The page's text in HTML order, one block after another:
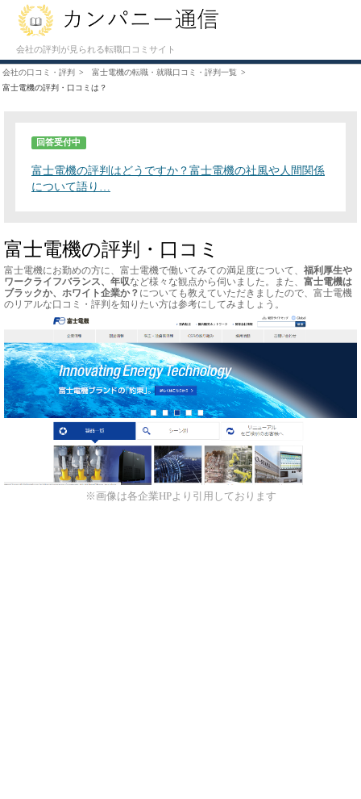
会社の評判が見られる転職口コミサイト
会社の口コミ・評判
富士電機の転職・就職口コミ・評判一覧
富士電機の評判・口コミは？
回答受付中
富士電機の評判はどうですか？富士電機の社風や人間関係
について語り…
富士電機の評判・口コミ
富士電機にお勤めの方に、富士電機で働いてみての満足度について、 福利厚生や
ワークライフバランス、年収など様々な観点から伺いました。また、 富士電機は
ブラックか、ホワイト企業か？ についても教えていただきましたので、富士電機
のリアルな口コミ・評判を知りたい方は参考にしてみましょう。
※画像は各企業HPより引用しております